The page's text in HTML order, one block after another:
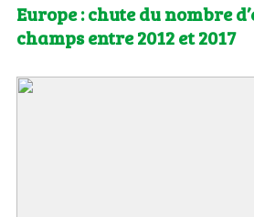
Europe : chute du nombre
champs entre 2012 et 2017